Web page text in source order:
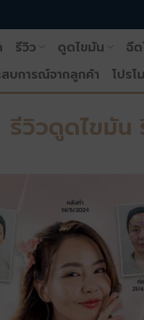
รีวิว ดูดไขมัน ฉี
บการณ์จากลูกค้า
โปรโ
รีวิวดูดไขมัน